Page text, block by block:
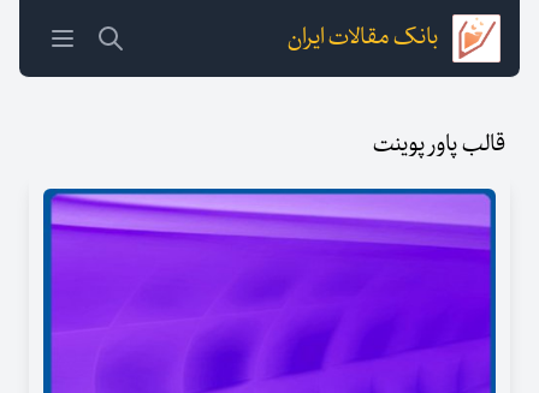
بانک مقالات ایران
قالب پاور پوینت